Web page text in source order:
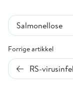
Forrige artikkel
RS-
Salmonellose